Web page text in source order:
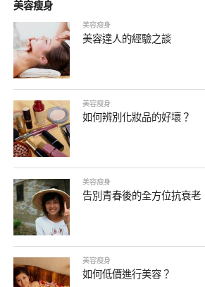
美容瘦身
美容瘦身
美容達人的經驗之談
美容瘦身
如何辨別化妝品的好壞？
美容瘦身
告別青春後的全方位抗衰老
美容瘦身
如何低價進行美容？